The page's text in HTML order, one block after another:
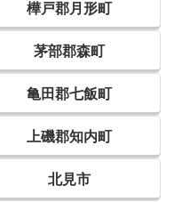
樺戸郡月形町
茅部郡森町
亀田郡七飯町
上磯郡知内町
北見市